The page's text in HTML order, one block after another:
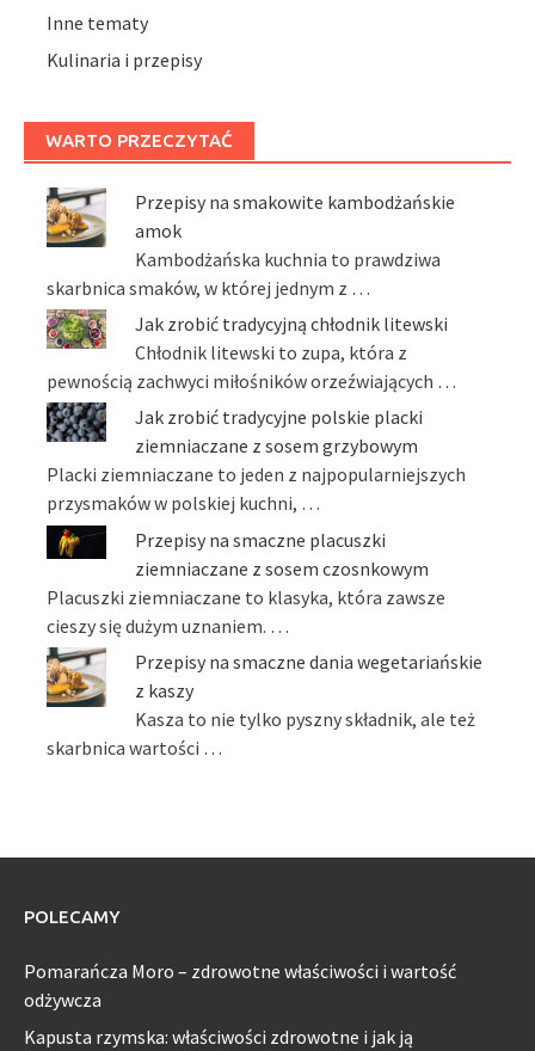
Inne tematy
Kulinaria i przepisy
WARTO PRZECZYTAĆ
Przepisy na smakowite kambodżańskie
amok
Kambodżańska kuchnia to prawdziwa
skarbnica smaków, w której jednym z …
Jak zrobić tradycyjną chłodnik litewski
Chłodnik litewski to zupa, która z
pewnością zachwyci miłośników orzeźwiających …
Jak zrobić tradycyjne polskie placki
ziemniaczane z sosem grzybowym
Placki ziemniaczane to jeden z najpopularniejszych
przysmaków w polskiej kuchni, …
Przepisy na smaczne placuszki
ziemniaczane z sosem czosnkowym
Placuszki ziemniaczane to klasyka, która zawsze
cieszy się dużym uznaniem. …
Przepisy na smaczne dania wegetariańskie
z kaszy
Kasza to nie tylko pyszny składnik, ale też
skarbnica wartości …
POLECAMY
Pomarańcza Moro – zdrowotne właściwości i wartość
odżywcza
Kapusta rzymska: właściwości zdrowotne i jak ją